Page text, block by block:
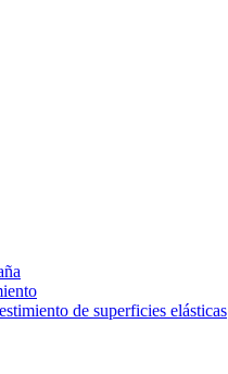
de superficies elásticas